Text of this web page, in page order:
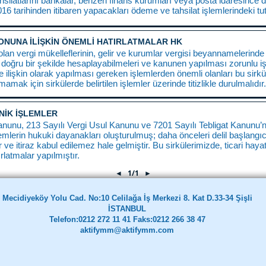
tarihinden itibaren yapacakları ödeme ve tahsilat işlemlerindeki
İLİŞKİN ÖNEMLİ HATIRLATMALAR HK
vergi mükelleflerinin, gelir ve kurumlar vergisi
bir şekilde hesaplayabilmeleri ve kanunen yapılması zorunlu
olarak yapılması gereken işlemlerden önemli olanları bu
için sirkülerde belirtilen işlemler üzerinde titizlikle durulmalıdır.
İŞLEMLER
213 Sayılı Vergi Usul Kanunu ve 7201 Sayılı Tebligat
hukuki dayanakları oluşturulmuş; daha önceleri delil
ve itiraz kabul edilemez hale gelmiştir. Bu sirkülerimizde, ticari
yapılmıştır.
◄ 1/1 ►
Mecidiyeköy Yolu Cad. No:10 Celilağa İş Merkezi 8. Kat D.33-34 Şişli
İSTANBUL
Telefon:0212 272 11 41 Faks:0212 266 38 47
aktifymm@aktifymm.com